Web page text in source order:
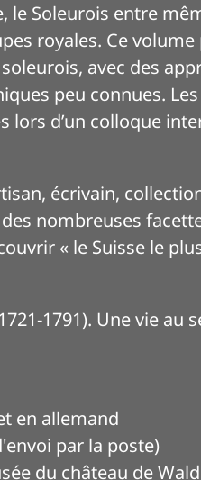
le Soleurois entre
royales. Ce
avec des
peu connues.
lors d’un colloque
écrivain,
nombreuses
« le Suisse le
1791). Une vie au
en allemand
par la poste)
du château de